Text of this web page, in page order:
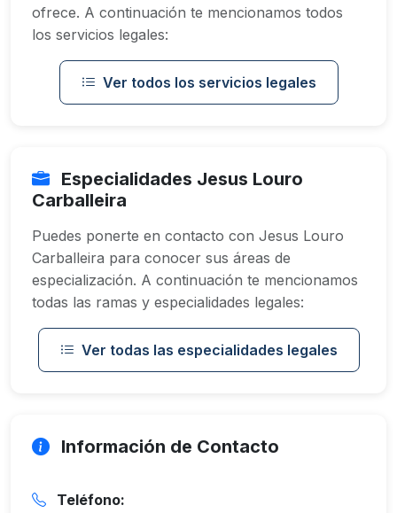
ofrece. A continuación te mencionamos todos
los servicios legales:
Ver todos los servicios legales
Especialidades Jesus Louro
Carballeira
Puedes ponerte en contacto con Jesus Louro
Carballeira para conocer sus áreas de
especialización. A continuación te mencionamos
todas las ramas y especialidades legales:
Ver todas las especialidades legales
Información de Contacto
Teléfono: